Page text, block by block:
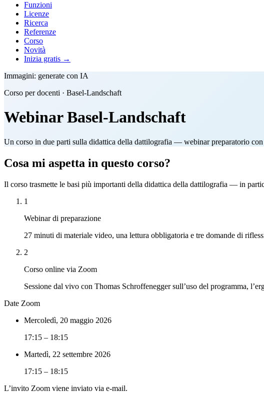
Funzioni
Licenze
Ricerca
Referenze
Corso
Novità
Inizia gratis →
Immagini: generate con IA
Corso per docenti · Basel-Landschaft
Webinar Basel-Landschaft
Un corso in due parti sulla didattica della dattilografia — webinar preparatorio
Cosa mi aspetta in questo corso?
Il corso trasmette le basi più importanti della didattica della dattilografia — in
1
Webinar di preparazione
27 minuti di materiale video, una lettura obbligatoria e tre domande di
2
Corso online via Zoom
Sessione dal vivo con Thomas Schroffenegger sull’uso del programma,
Date Zoom
Mercoledì, 20 maggio 2026
17:15 – 18:15
Martedì, 22 settembre 2026
17:15 – 18:15
L’invito Zoom viene inviato via e-mail.